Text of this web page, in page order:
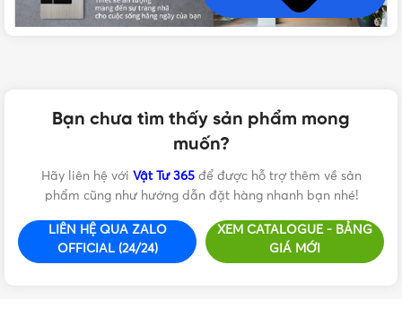
Công tắc – ổ cắm Panasonic Gen-X mang đến cho người
hơn. Với độ mỏng chỉ 2mm các mẫu sản phẩm của
Panasonic dường như trở nên đồng bộ và đẹp mắt hơn bao
giờ hết. Sản phẩm thích hợp cho mọi không gian nội thất
có thiết kế đơn giản, sang trọng và tinh tế.
Bạn chưa tìm thấy sản phẩm mong
muốn?
Hãy liên hệ với Vật Tư 365để được hỗ trợ thêm về sản
phẩm cũng như hướng dẫn đặt hàng nhanh bạn nhé!
LIÊN HỆ QUA ZALO
OFFICIAL (24/24)
XEM CATALOGUE - BẢNG
GIÁ MỚI